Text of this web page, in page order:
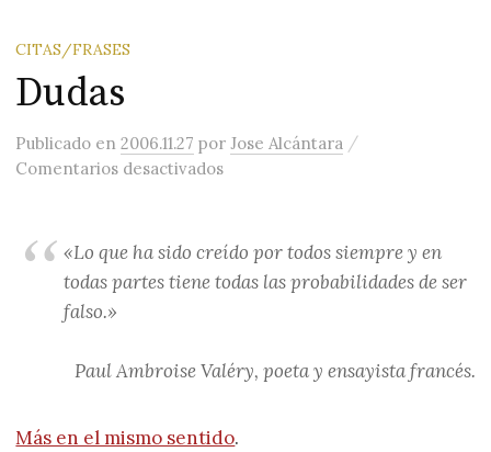
CITAS/FRASES
Dudas
Publicado en2006.11.27 porJose Alcántara /
Comentarios desactivadosen Dudas
«Lo que ha sido creído por todos siempre y en
todas partes tiene todas las probabilidades de ser
falso.»
 Paul Ambroise Valéry, poeta y ensayista francés.
Más en el mismo sentido.